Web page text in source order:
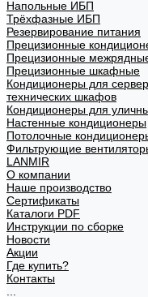
Напольные ИБП
Трёхфазные ИБП
Резервирование питания
Прецизионные
Прецизионные
Прецизионные шкафные
Кондиционеры для
технических шкафов
Кондиционеры для
Настенные кондиционеры
Потолочные
Фильтрующие
LANMIR
О компании
Наше производство
Сертификаты
Каталоги PDF
Инструкции по сборке
Новости
Акции
Где купить?
Контакты